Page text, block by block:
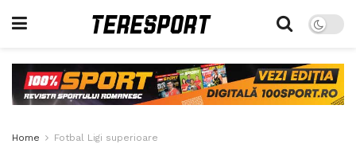
Home Fotbal Ligi superioare